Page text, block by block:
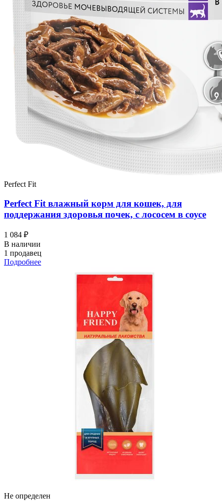
Perfect Fit
Perfect Fit влажный корм для кошек, для
поддержания здоровья почек, с лососем в соусе
1 084 ₽
В наличии
1 продавец
Подробнее
Не определен